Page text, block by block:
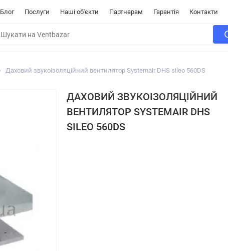
Блог Послуги Наші об'єкти Партнерам Гарантія Контакти
Даховий звукоізоляційний вентилятор Systemair DHS sileo 560DS
ДАХОВИЙ ЗВУКОІЗОЛЯЦІЙНИЙ
ВЕНТИЛЯТОР SYSTEMAIR DHS
SILEO 560DS